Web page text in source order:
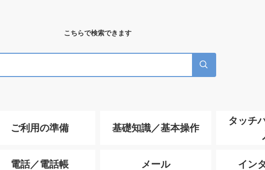
こちらで検索できます
ご利用の準備 基礎知識／基本操作
タッチ
電話／電話帳 メール イン